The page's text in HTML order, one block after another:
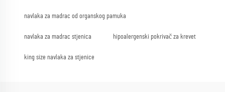
navlaka za madrac od organskog pamuka
navlaka za madrac stjenica hipoalergenski pokrivač za krevet
king size navlaka za stjenice